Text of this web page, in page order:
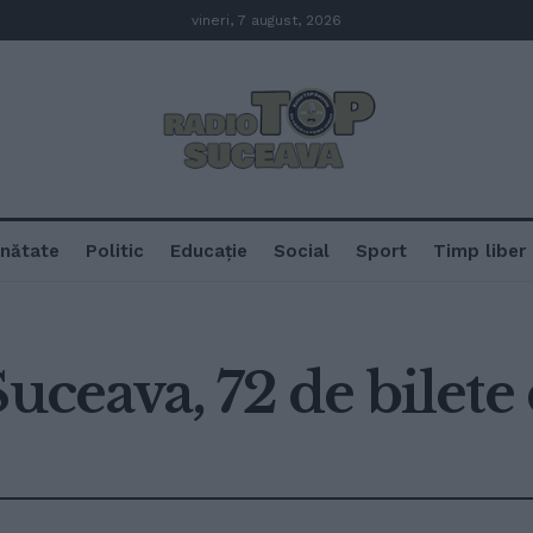
vineri, 7 august, 2026
Politic Educație Social Sport Timp liber
72 de